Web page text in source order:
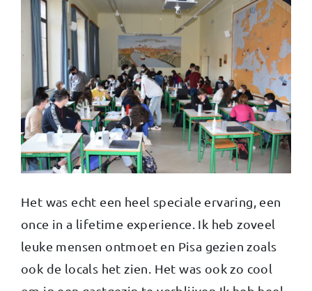
Het was echt een heel speciale ervaring, een
once in a lifetime experience. Ik heb zoveel
leuke mensen ontmoet en Pisa gezien zoals
ook de locals het zien. Het was ook zo cool